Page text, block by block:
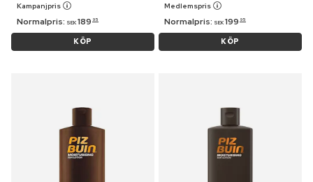
Kampanjpris
Normalpris: SEK 189 95
KÖP
Medlemspris
Normalpris: SEK 199 95
KÖP